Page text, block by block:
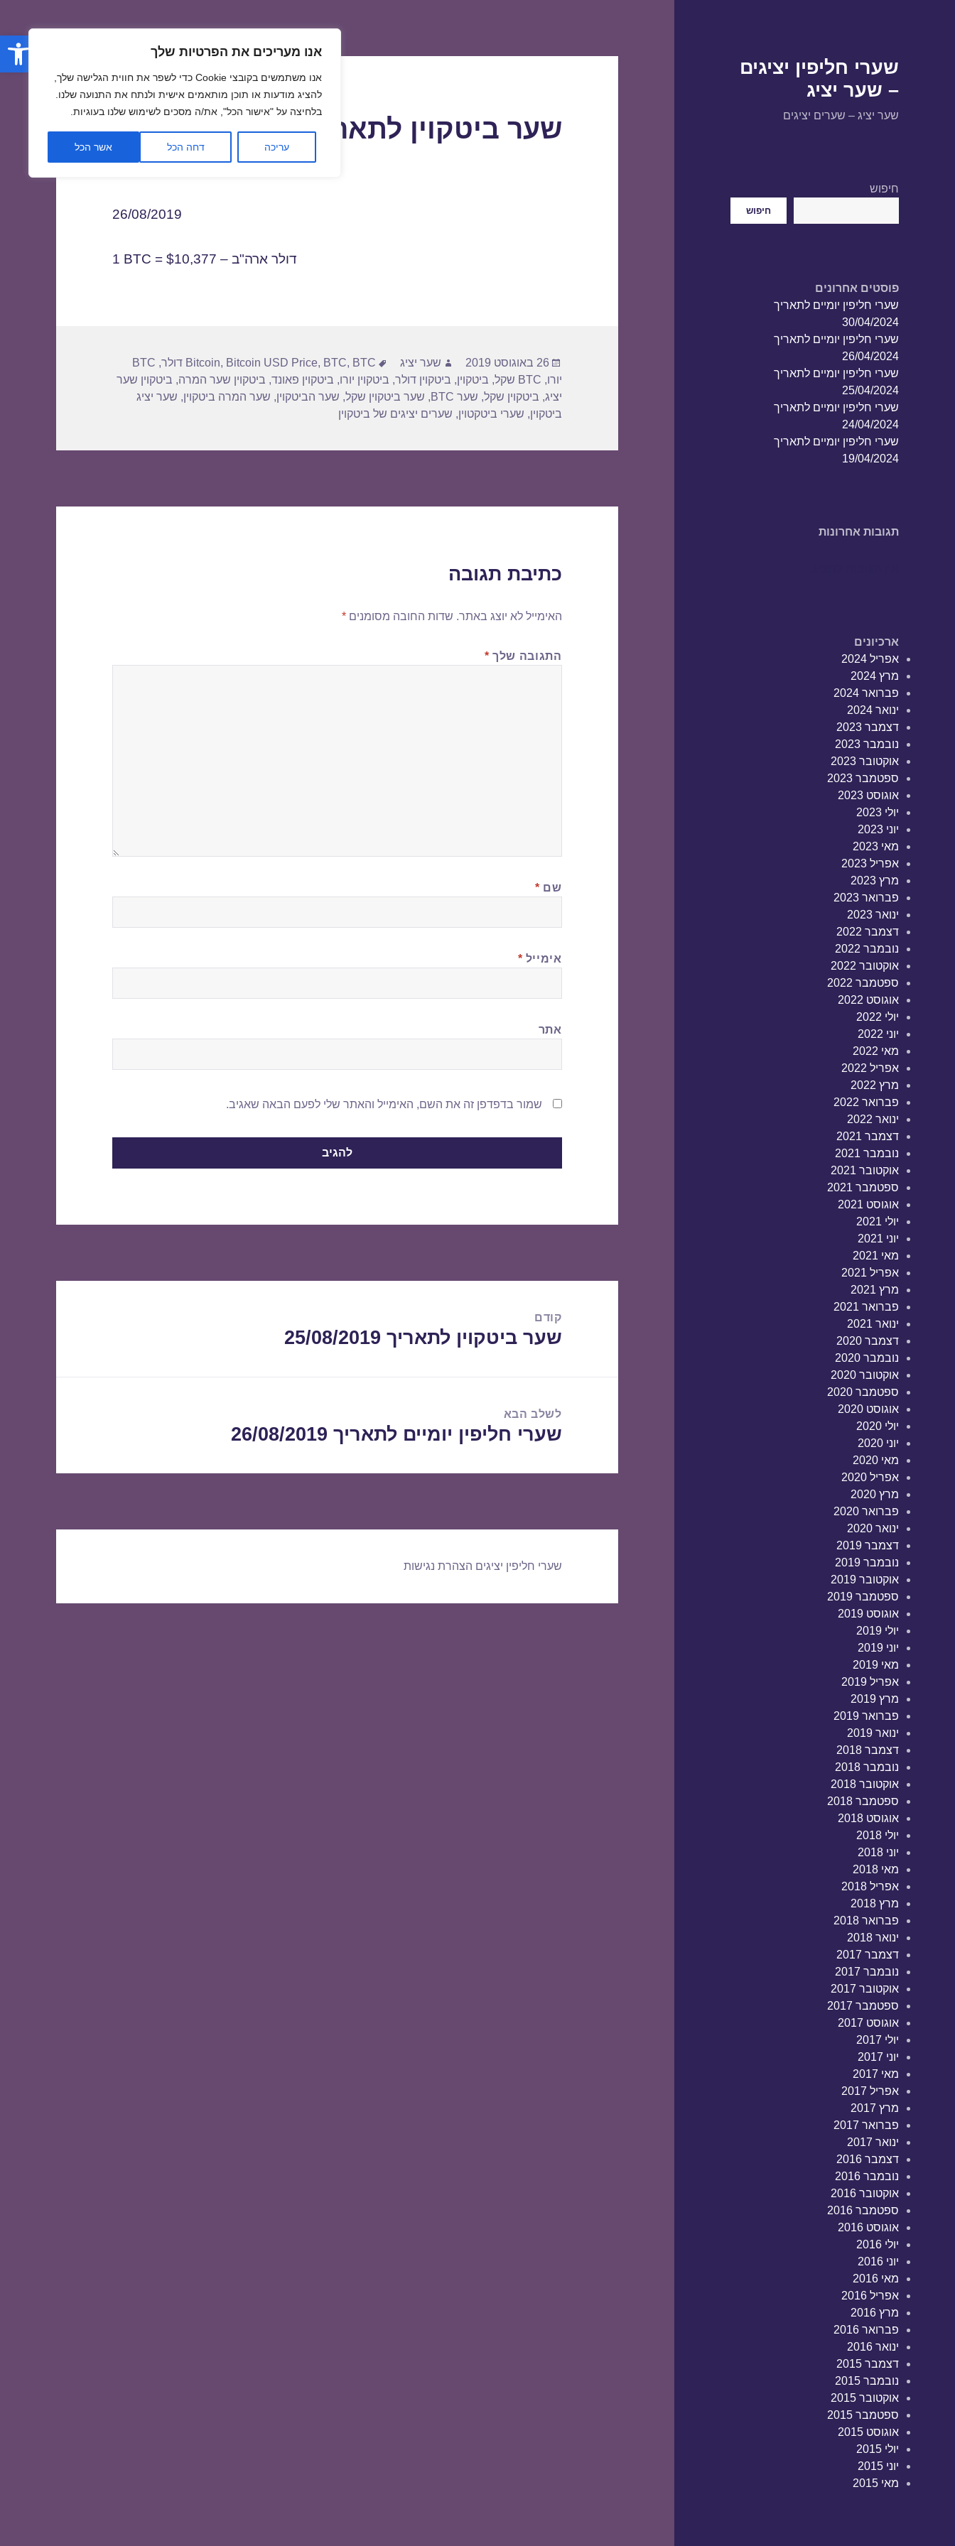
פתח אנו מעריכים את הפרטיות שלך
אנו משתמשים בקובצי Cookie כדי לשפר את חווית הגלישה שלך,
להציג מודעות או תוכן מותאמים אישית ולנתח את התנועה שלנו.
בלחיצה על "אישור הכל", את/ה מסכים לשימוש שלנו בעוגיות.
עריכה דחה הכל אשר הכל
שערי חליפין יציגים
– שער יציג
שער יציג – שערים יציגים
חיפוש
חיפוש
פוסטים אחרונים
שערי חליפין יומיים לתאריך
30/04/2024
שערי חליפין יומיים לתאריך
26/04/2024
שערי חליפין יומיים לתאריך
25/04/2024
שערי חליפין יומיים לתאריך
24/04/2024
שערי חליפין יומיים לתאריך
19/04/2024
תגובות אחרונות
ארכיונים
אפריל 2024
מרץ 2024
פברואר 2024
ינואר 2024
דצמבר 2023
נובמבר 2023
אוקטובר 2023
ספטמבר 2023
אוגוסט 2023
יולי 2023
יוני 2023
מאי 2023
אפריל 2023
מרץ 2023
פברואר 2023
ינואר 2023
דצמבר 2022
נובמבר 2022
אוקטובר 2022
ספטמבר 2022
אוגוסט 2022
יולי 2022
יוני 2022
מאי 2022
אפריל 2022
מרץ 2022
פברואר 2022
ינואר 2022
דצמבר 2021
נובמבר 2021
אוקטובר 2021
ספטמבר 2021
אוגוסט 2021
יולי 2021
יוני 2021
מאי 2021
אפריל 2021
מרץ 2021
פברואר 2021
ינואר 2021
דצמבר 2020
נובמבר 2020
אוקטובר 2020
ספטמבר 2020
אוגוסט 2020
יולי 2020
יוני 2020
מאי 2020
אפריל 2020
מרץ 2020
פברואר 2020
ינואר 2020
דצמבר 2019
נובמבר 2019
אוקטובר 2019
ספטמבר 2019
אוגוסט 2019
יולי 2019
יוני 2019
מאי 2019
אפריל 2019
מרץ 2019
פברואר 2019
ינואר 2019
דצמבר 2018
נובמבר 2018
אוקטובר 2018
ספטמבר 2018
אוגוסט 2018
יולי 2018
יוני 2018
מאי 2018
אפריל 2018
מרץ 2018
פברואר 2018
ינואר 2018
דצמבר 2017
נובמבר 2017
אוקטובר 2017
ספטמבר 2017
אוגוסט 2017
יולי 2017
יוני 2017
מאי 2017
אפריל 2017
מרץ 2017
פברואר 2017
ינואר 2017
דצמבר 2016
נובמבר 2016
אוקטובר 2016
ספטמבר 2016
אוגוסט 2016
יולי 2016
יוני 2016
מאי 2016
אפריל 2016
מרץ 2016
פברואר 2016
ינואר 2016
דצמבר 2015
נובמבר 2015
אוקטובר 2015
ספטמבר 2015
אוגוסט 2015
יולי 2015
יוני 2015
מאי 2015
שער ביטקוין לתאריך 26/08/2019
26/08/2019
1 BTC = $10,377 – דולר ארה"ב
פורסם
בתאריך
26 באוגוסט 2019 מחבר
שער יציג תגיות Bitcoin, Bitcoin USD Price, BTC, BTC דולר ,
BTC
יורו, BTC שקל , ביטקוין, ביטקוין דולר, ביטקוין יורו, ביטקוין פאונד, ביטקוין שער המרה, ביטקוין שער
יציג, ביטקוין שקל, שער BTC , שער ביטקוין שקל, שער הביטקוין, שער המרה ביטקוין, שער יציג
ביטקוין, שערי ביטקטוין, שערים יציגים של ביטקוין
כתיבת תגובה
האימייל לא יוצג באתר. שדות החובה מסומנים*
התגובה שלך *
שם *
אימייל *
אתר
שמור בדפדפן זה את השם, האימייל והאתר שלי לפעם הבאה שאגיב.
קודם
הפוסט
שער ביטקוין לתאריך 25/08/2019
לשלב הבא
הפוסט
שערי חליפין יומיים לתאריך 26/08/2019
שערי חליפין יציגים הצהרת נגישות